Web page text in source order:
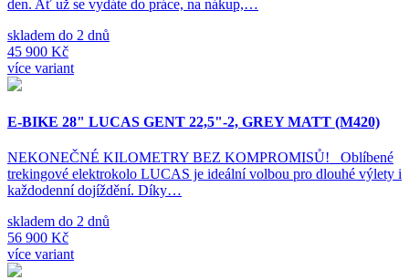
den. Ať už se vydáte do práce, na nákup,…
skladem do 2 dnů
45 900 Kč
více variant
E-BIKE 28" LUCAS GENT 22,5"-2, GREY MATT (M420)
NEKONEČNÉ KILOMETRY BEZ KOMPROMISŮ! Oblíbené
trekingové elektrokolo LUCAS je ideální volbou pro dlouhé výlety i
každodenní dojíždění. Díky…
skladem do 2 dnů
56 900 Kč
více variant